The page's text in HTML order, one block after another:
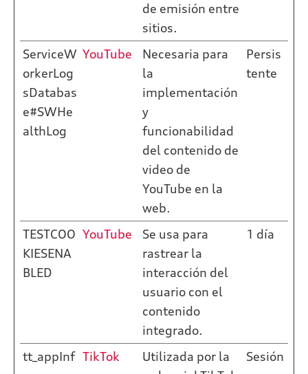
de emisión entre
sitios.
ServiceW
orkerLog
sDatabas
e#SWHe
althLog
YouTube
Necesaria para
la
implementación
y
funcionabilidad
del contenido de
video de
YouTube en la
web.
Persis
tente
TESTCOO
KIESENA
BLED
YouTube
Se usa para
rastrear la
interacción del
usuario con el
contenido
integrado.
1 día
tt_appInf TikTok
Utilizada por la
Sesión